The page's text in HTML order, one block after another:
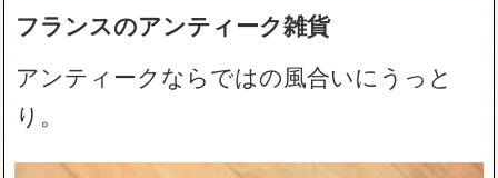
フランスのアンティーク雑貨
アンティークならではの風合いにうっと
り。